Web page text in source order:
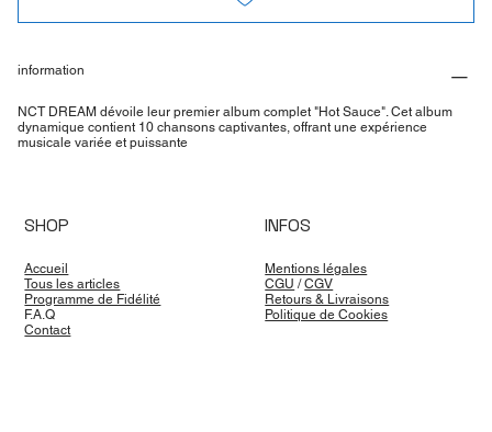
information
NCT DREAM dévoile leur premier album complet "Hot Sauce". Cet album
dynamique contient 10 chansons captivantes, offrant une expérience
musicale variée et puissante
SHOP
Accueil
Tous les articles
Programme de Fidélité
F.A.Q
Contact
INFOS
Mentions légales
CGU /CGV
Retours & Livraisons
Politique de Cookies